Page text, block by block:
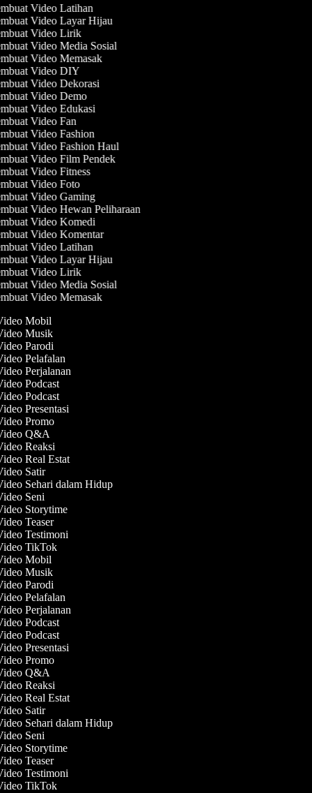
Video Latihan
Video Layar Hijau
Video Lirik
Video Media Sosial
Video Memasak
Video DIY
Video Dekorasi
Video Demo
Video Edukasi
Video Fan
Video Fashion
Video Fashion Haul
Video Film Pendek
Video Fitness
Video Foto
Video Gaming
Video Hewan Peliharaan
Video Komedi
Video Komentar
Video Latihan
Video Layar Hijau
Video Lirik
Video Media Sosial
Video Memasak
Mobil
Musik
Parodi
Pelafalan
Perjalanan
Podcast
Podcast
Presentasi
Promo
Q&A
Reaksi
Real Estat
Satir
Sehari dalam Hidup
Seni
Storytime
Teaser
Testimoni
TikTok
Mobil
Musik
Parodi
Pelafalan
Perjalanan
Podcast
Podcast
Presentasi
Promo
Q&A
Reaksi
Real Estat
Satir
Sehari dalam Hidup
Seni
Storytime
Teaser
Testimoni
TikTok